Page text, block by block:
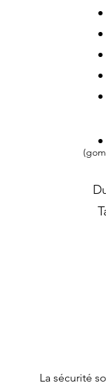
La sécurité